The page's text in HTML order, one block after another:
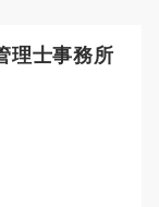
理士事務所